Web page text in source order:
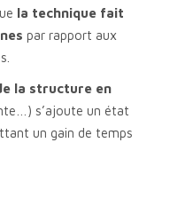
la technique fait
par rapport aux
la structure en
s’ajoute un état
un gain de temps